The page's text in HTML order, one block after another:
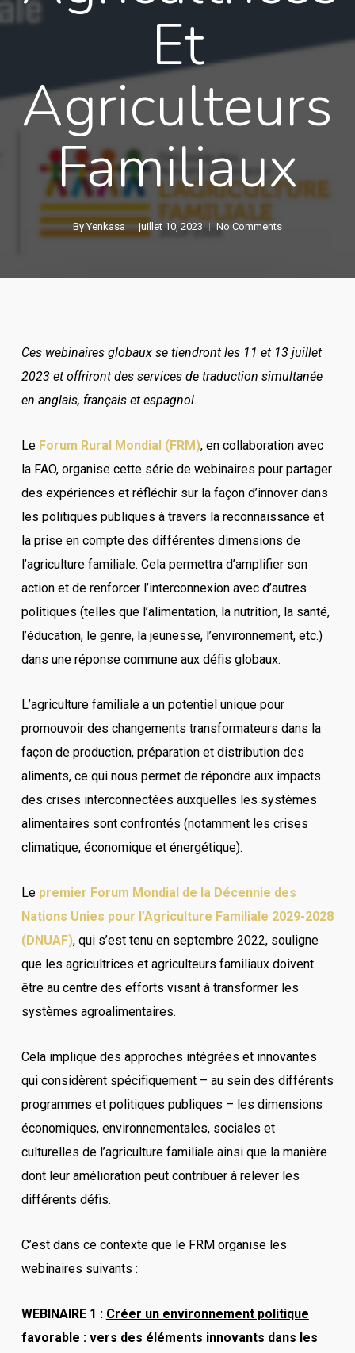
Et
Agriculteurs
Familiaux
By Yenkasa juillet 10, 2023 No Comments
Ces webinaires globaux se tiendront les 11 et 13 juillet
2023 et offriront des services de traduction simultanée
en anglais, français et espagnol.
Le Forum Rural Mondial (FRM), en collaboration avec
la FAO, organise cette série de webinaires pour partager
des expériences et réfléchir sur la façon d’innover dans
les politiques publiques à travers la reconnaissance et
la prise en compte des différentes dimensions de
l’agriculture familiale. Cela permettra d’amplifier son
action et de renforcer l’interconnexion avec d’autres
politiques (telles que l’alimentation, la nutrition, la santé,
l’éducation, le genre, la jeunesse, l’environnement, etc.)
dans une réponse commune aux défis globaux.
L’agriculture familiale a un potentiel unique pour
promouvoir des changements transformateurs dans la
façon de production, préparation et distribution des
aliments, ce qui nous permet de répondre aux impacts
des crises interconnectées auxquelles les systèmes
alimentaires sont confrontés (notamment les crises
climatique, économique et énergétique).
Le premier Forum Mondial de la Décennie des
Nations Unies pour l’Agriculture Familiale 2029-2028
(DNUAF), qui s’est tenu en septembre 2022, souligne
que les agricultrices et agriculteurs familiaux doivent
être au centre des efforts visant à transformer les
systèmes agroalimentaires.
Cela implique des approches intégrées et innovantes
qui considèrent spécifiquement – au sein des différents
programmes et politiques publiques – les dimensions
économiques, environnementales, sociales et
culturelles de l’agriculture familiale ainsi que la manière
dont leur amélioration peut contribuer à relever les
différents défis.
C’est dans ce contexte que le FRM organise les
webinaires suivants :
WEBINAIRE 1 : Créer un environnement politique
favorable : vers des éléments innovants dans les